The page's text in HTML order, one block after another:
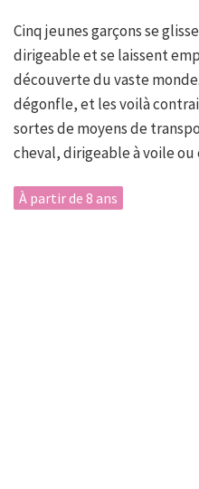
Cinq jeunes garçons se
dirigeable et se laissent
découverte du vaste
dégonfle, et les voilà
sortes de moyens de
cheval, dirigeable à voile ou
À partir de 8 ans